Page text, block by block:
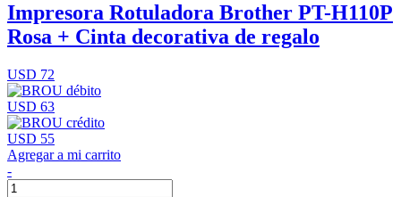
Impresora Rotuladora Brother PT-H110P
Rosa + Cinta decorativa de regalo
USD 72
USD 63
USD 55
Agregar a mi carrito
-